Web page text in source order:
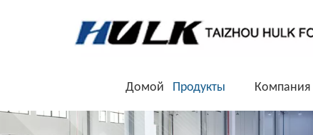
Домой Продукты Компания